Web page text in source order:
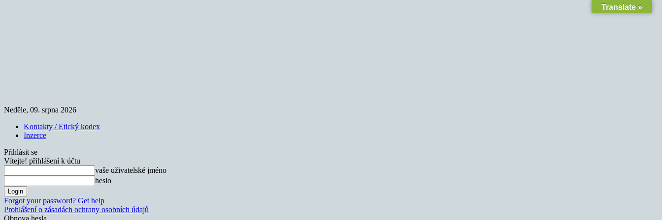
Neděle, 09. srpna 2026
Kontakty / Etický kodex
Inzerce
Přihlásit se
Vítejte! přihlášení k účtu
vaše uživatelské jméno
heslo
Forgot your password? Get help
Prohlášení o zásadách ochrany osobních údajů
Obnova hesla
Translate »